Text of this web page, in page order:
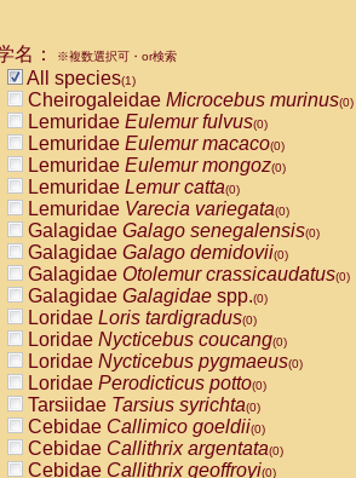
CebidaeCebus nigrivittatus
CebidaeCebus
CebidaeSaimiri boliviensis(0)
CebidaeSaimiri sciureus(0)
AtelidaeAlouatta caraya(0)
AtelidaeAlouatta fusca(0)
AtelidaeAlouatta seniculus
AtelidaeAlouattaspp.(0)
AtelidaeAteles belzebuth(0)
AtelidaeAteles geoffroyi(0)
AtelidaeAteles paniscus(0)
AtelidaeAtelesspp.(0)
Atelidae Lagothrix lagothricha
AtelidaeLagothrix lagothricha cana
PitheciidaeCacajao calvus
PitheciidaeCallicebus cupreus
PitheciidaeCallicebus donacophilus
PitheciidaeCallicebus moloch
PitheciidaeCallicebus torquatus
PitheciidaeCallicebusspp.(0)
名： ※複数選択可・or検索
All species(1)
Cheirogaleidae Microcebus murinus(0)
Lemuridae Eulemur fulvus(0)
Lemuridae Eulemur macaco(0)
Lemuridae Eulemur mongoz(0)
Lemuridae Lemur catta(0)
Lemuridae Varecia variegata(0)
Galagidae Galago senegalensis(0)
Galagidae Galago demidovii(0)
Galagidae Otolemur crassicaudatus(0)
Galagidae Galagidae spp.(0)
Loridae Loris tardigradus(0)
Loridae Nycticebus coucang(0)
Loridae Nycticebus pygmaeus(0)
Loridae Perodicticus potto(0)
Tarsiidae Tarsius syrichta(0)
Cebidae Callimico goeldii(0)
Cebidae Callithrix argentata(0)
Cebidae Callithrix geoffroyi(0)